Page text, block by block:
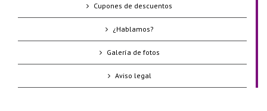
Cupones de descuentos
¿Hablamos?
Galería de fotos
Aviso legal